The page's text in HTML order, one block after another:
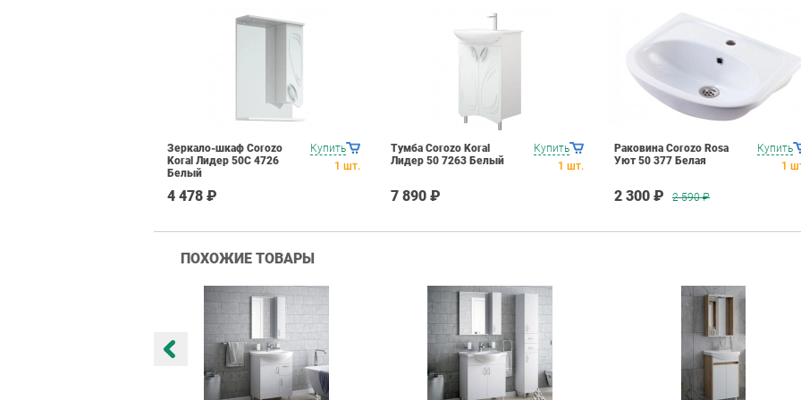
Купить
Зеркало-шкаф Corozo
Koral Лидер 50С 4726
Белый
4 478 ₽
1 шт.
Купить
Тумба Corozo Koral
Лидер 50 7263 Белый
7 890 ₽
1 шт.
Купить
Раковина Corozo Rosa
Уют 50 377 Белая
2 300 ₽ 2 590₽
1
ПОХОЖИЕ ТОВАРЫ